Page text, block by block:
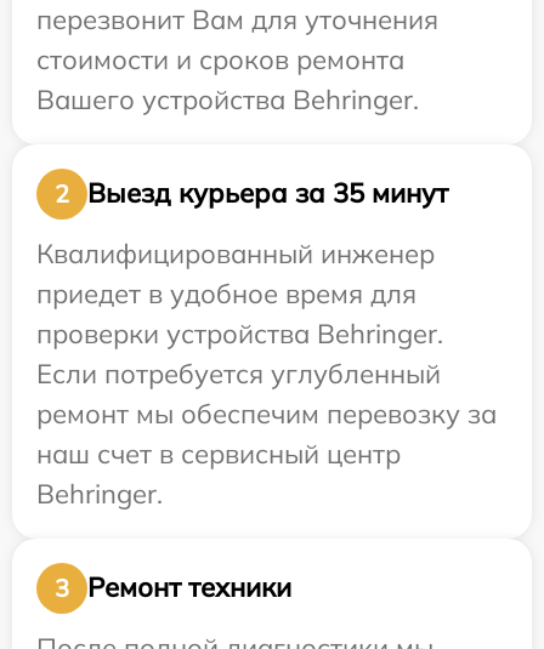
перезвонит Вам для уточнения
стоимости и сроков ремонта
Вашего устройства Behringer.
2
Выезд курьера за 35 минут
Квалифицированный инженер
приедет в удобное время для
проверки устройства Behringer.
Если потребуется углубленный
ремонт мы обеспечим перевозку за
наш счет в сервисный центр
Behringer.
3
Ремонт техники